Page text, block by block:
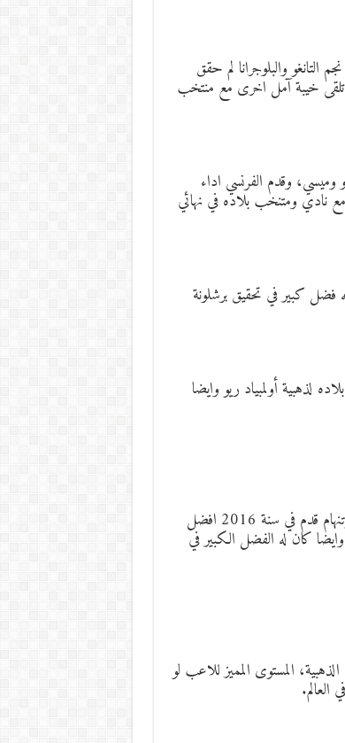
وصيف لجائزة الكرة الذهبية برصيد 316 نقطة، نجم التانغو والبلوجرانا لم حقق
خيبة آمل اخرى مع منتخب
برصيد 198 نقطة وراء رونالدو وميسي، وقدم الفرنسي اداء
خسر مع نادي ومتنخب بلاده في نهائي
له ارقام تهديفية مميزة في سنة 2016، وكان له فضل كبير في تحقيق برشلونة
قاد منتخب بلاده لذهبية أولمبياد ريو وايضا
وحل الويلزي جاريث بيل نجم ريال مدريد في المركز 6، اللاعب السابق لتوتنهام قدم في سنة 2016 افضل
كان له الفضل الكبير في
قائمة العشرة الاوائل وإحتل المركز 7 في الكرة الذهبية، المستوى المميز للاعب لو